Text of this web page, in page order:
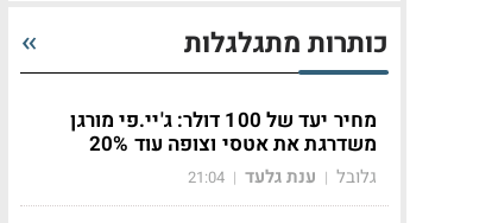
כותרות מתגלגלות
מחיר יעד של 100 דולר: ג'יי.פי מורגן
משדרגת את אטסי וצופה עוד 20%
גלובל | ענת גלעד |
21:04